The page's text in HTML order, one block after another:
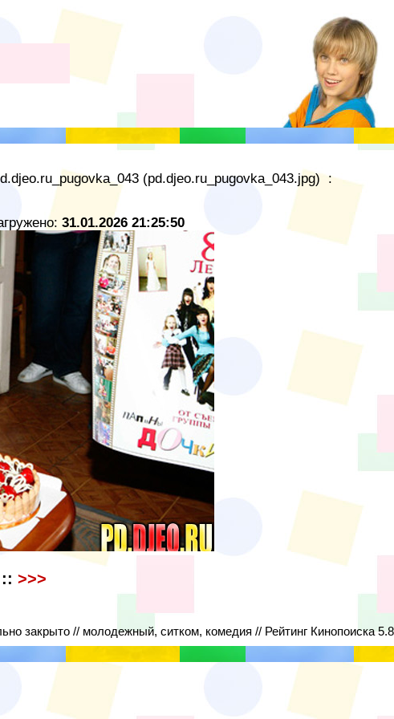
(pd.djeo.ru_pugovka_043.jpg) :
31.01.2026 21:25:50
:: >>>
закрыто // молодежный, ситком, комедия // Рейтинг Кинопоиска 5.8